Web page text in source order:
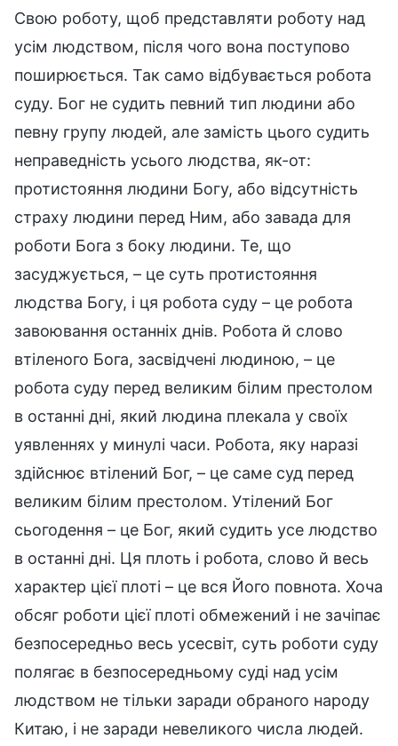
Свою роботу, щоб представляти роботу над
усім людством, після чого вона поступово
поширюється. Так само відбувається робота
суду. Бог не судить певний тип людини або
певну групу людей, але замість цього судить
неправедність усього людства, як-от:
протистояння людини Богу, або відсутність
страху людини перед Ним, або завада для
роботи Бога з боку людини. Те, що
засуджується, – це суть протистояння
людства Богу, і ця робота суду – це робота
завоювання останніх днів. Робота й слово
втіленого Бога, засвідчені людиною, – це
робота суду перед великим білим престолом
в останні дні, який людина плекала у своїх
уявленнях у минулі часи. Робота, яку наразі
здійснює втілений Бог, – це саме суд перед
великим білим престолом. Утілений Бог
сьогодення – це Бог, який судить усе людство
в останні дні. Ця плоть і робота, слово й весь
характер цієї плоті – це вся Його повнота. Хоча
обсяг роботи цієї плоті обмежений і не зачіпає
безпосередньо весь усесвіт, суть роботи суду
полягає в безпосередньому суді над усім
людством не тільки заради обраного народу
Китаю, і не заради невеликого числа людей.